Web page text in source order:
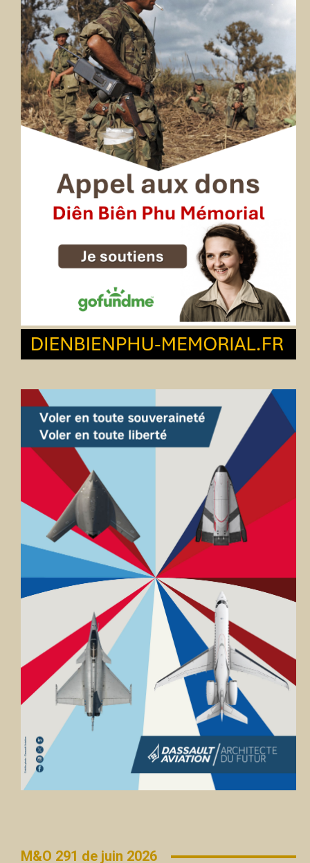
M&O 291 de juin 2026